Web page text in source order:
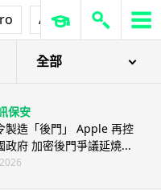
AirPods Pro 3
全部
保安
製造「後門」 Apple 再控
政府 加密後門爭議延燒...